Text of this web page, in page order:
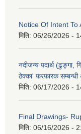
Notice Of Intent
मिति: 06/26/2026 -
नदीजन्य पदार्थ (ढुङ्गा,
ठेक्का' फरफारक
मिति: 06/17/2026 -
Final Drawings-
मिति: 06/16/2026 -